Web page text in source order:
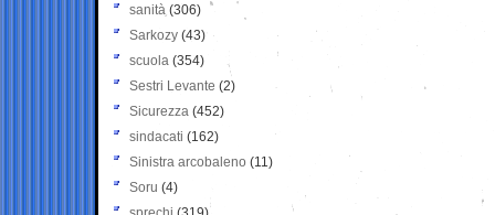
sanità (306)
Sarkozy (43)
scuola (354)
Sestri Levante (2)
Sicurezza (452)
sindacati (162)
Sinistra arcobaleno (11)
Soru (4)